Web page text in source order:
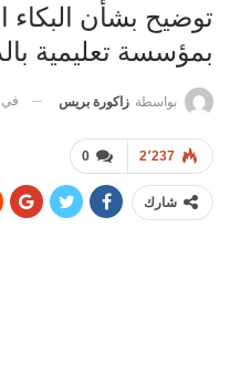
توضيح بشأن البكاء
بمؤسسة تعليمية
بواسطة زاكورة بريس في
0 2٬237
شارك